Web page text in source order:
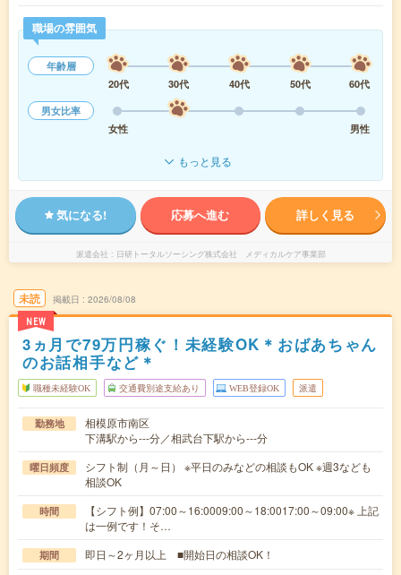
職場の雰囲気
年齢層
20代
30代 40代 50代
60代
男女比率
女性
男性
もっと見る
気になる! 応募へ進む 詳しく見る
派遣会社 日研トータルソーシング株式会社 メディカルケア事業部
未読
NEW
掲載日 2026/08/08
3ヵ月で79万円稼ぐ！未経験OK＊おばあちゃん
のお話相手など＊
職種未経験OK 交通費別途支給あり WEB登録OK 派遣
勤務地
相模原市南区
下溝駅から---分／相武台下駅から---分
曜日頻度
シフト制（月～日） ※平日のみなどの相談もOK ※週3なども
相談OK
時間
【シフト例】07:00～16:0009:00～18:0017:00～09:00※ 上記
は一例です！そ…
期間 即日～2ヶ月以上 ■開始日の相談OK！